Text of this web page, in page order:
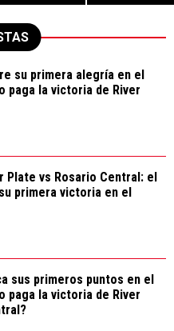
su primera alegría en el
paga la victoria de River
Plate vs Rosario Central: el
primera victoria en el
sus primeros puntos en el
paga la victoria de River